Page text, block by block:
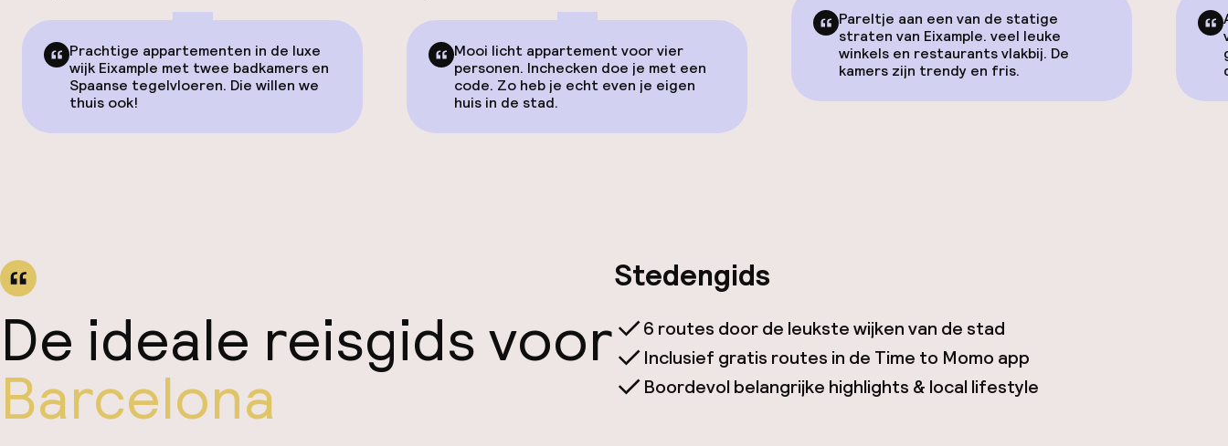
Prachtige appartementen in de luxe
wijk Eixample met twee badkamers en
Spaanse tegelvloeren. Die willen we
thuis ook!
Mooi licht appartement voor vier
personen. Inchecken doe je met een
code. Zo heb je echt even je eigen
huis in de stad.
Pareltje aan een van de statige
straten van Eixample. veel leuke
winkels en restaurants vlakbij. De
kamers zijn trendy en fris.
De ideale reisgids voor
Barcelona
Stedengids
6 routes door de leukste wijken van de stad
Inclusief gratis routes in de Time to Momo app
Boordevol belangrijke highlights & local lifestyle